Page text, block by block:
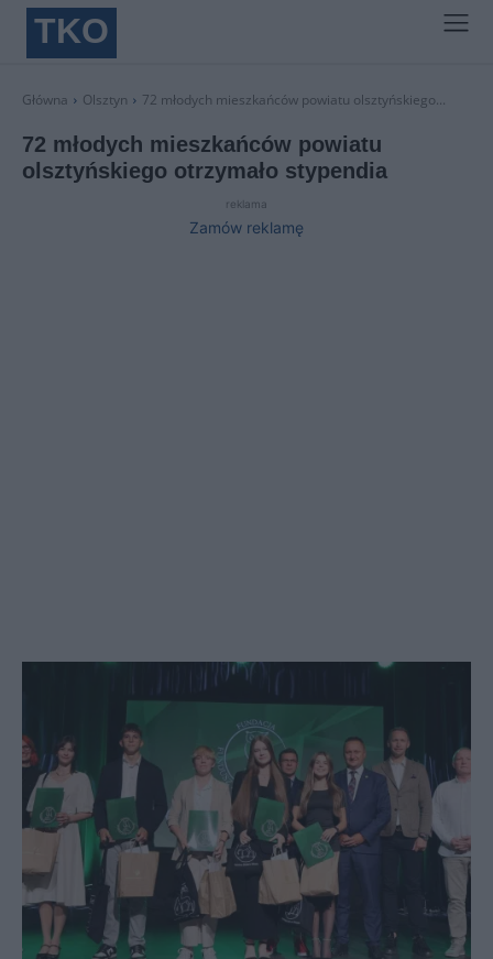
TKO
Główna Olsztyn 72 młodych mieszkańców powiatu olsztyńskiego...
72 młodych mieszkańców powiatu
olsztyńskiego otrzymało stypendia
reklama
Zamów reklamę